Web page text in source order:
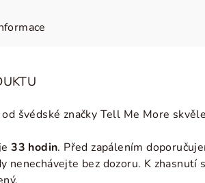
švédské značky Tell Me More
33 hodin. Před zapálením
nenechávejte bez dozoru. K